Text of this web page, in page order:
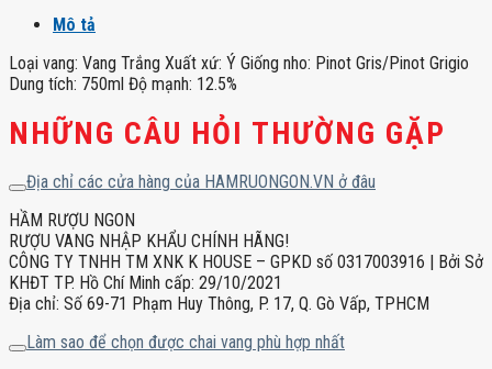
Mô tả
Loại vang: Vang Trắng Xuất xứ: Ý Giống nho: Pinot Gris/Pinot Grigio
Dung tích: 750ml Độ mạnh: 12.5%
NHỮNG CÂU HỎI THƯỜNG GẶP
Địa chỉ các cửa hàng của HAMRUONGON.VN ở đâu
HẦM RƯỢU NGON
RƯỢU VANG NHẬP KHẨU CHÍNH HÃNG!
CÔNG TY TNHH TM XNK K HOUSE – GPKD số 0317003916 | Bởi Sở
KHĐT TP. Hồ Chí Minh cấp: 29/10/2021
Địa chỉ: Số 69-71 Phạm Huy Thông, P. 17, Q. Gò Vấp, TPHCM
Làm sao để chọn được chai vang phù hợp nhất